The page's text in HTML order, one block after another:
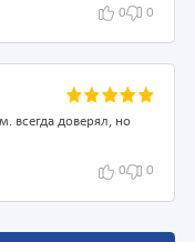
0 0
всегда доверял, но
0 0